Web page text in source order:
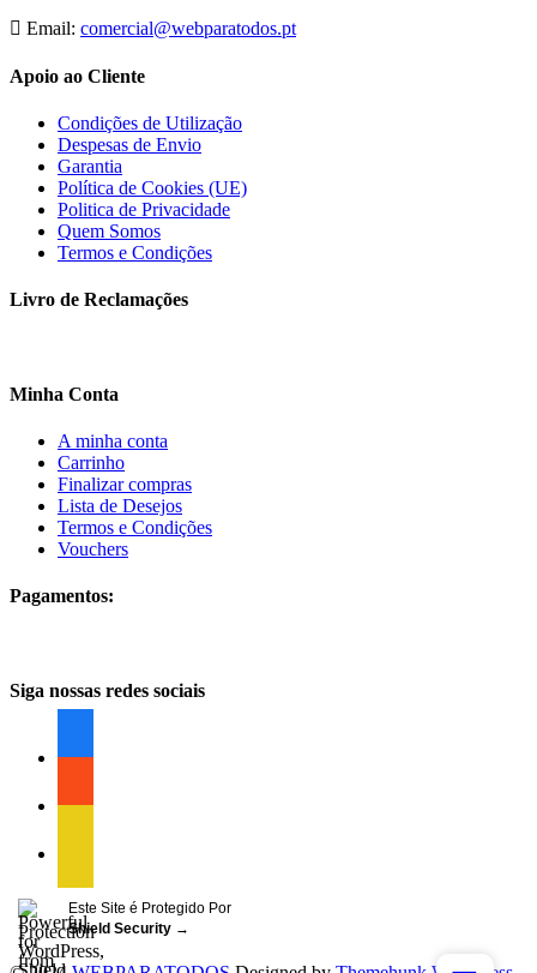
Email: comercial@webparatodos.pt
Apoio ao Cliente
Condições de Utilização
Despesas de Envio
Garantia
Política de Cookies (UE)
Politica de Privacidade
Quem Somos
Termos e Condições
Livro de Reclamações
Minha Conta
A minha conta
Carrinho
Finalizar compras
Lista de Desejos
Termos e Condições
Vouchers
Pagamentos:
Siga nossas redes sociais
Este Site é Protegido Por
Shield Security →